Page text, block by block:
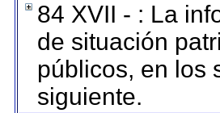
84 XVII - : La
de situación
públicos, en los
siguiente.